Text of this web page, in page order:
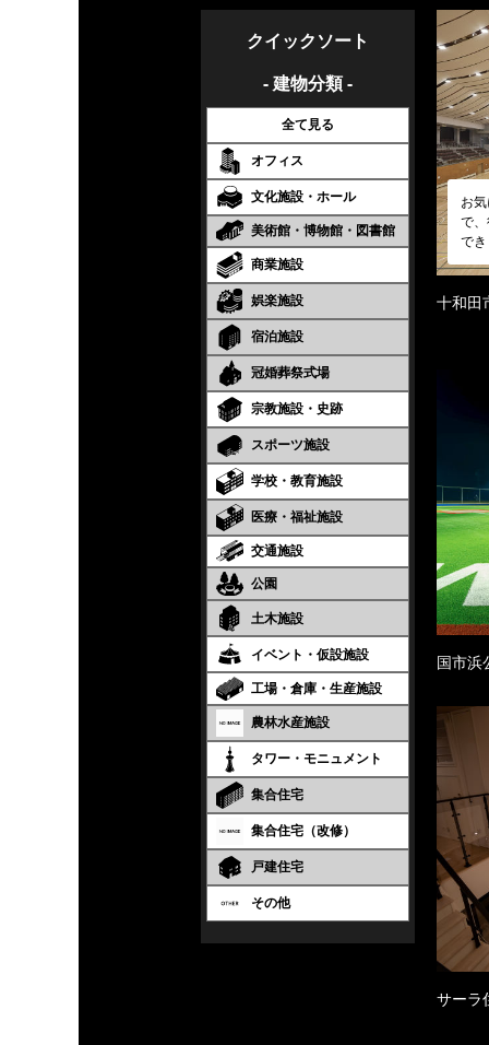
クイックソート
- 建物分類 -
全て見る
オフィス
文化施設・ホール
美術館・博物館・図書館
商業施設
娯楽施設
宿泊施設
冠婚葬祭式場
宗教施設・史跡
スポーツ施設
学校・教育施設
医療・福祉施設
交通施設
公園
土木施設
イベント・仮設施設
工場・倉庫・生産施設
農林水産施設
タワー・モニュメント
集合住宅
集合住宅（改修）
戸建住宅
その他
お
で
で
十和田
国市浜
サーラ